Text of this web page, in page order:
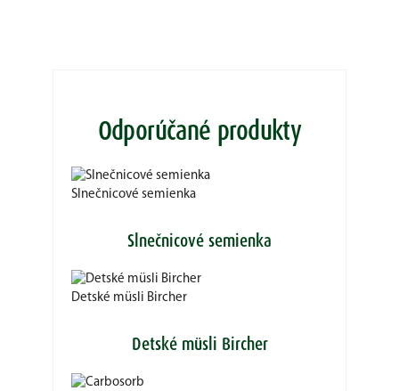
Odporúčané produkty
Slnečnicové semienka
Slnečnicové semienka
Detské müsli Bircher
Detské müsli Bircher